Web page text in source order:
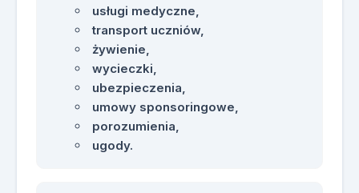
usługi medyczne,
transport uczniów,
żywienie,
wycieczki,
ubezpieczenia,
umowy sponsoringowe,
porozumienia,
ugody.